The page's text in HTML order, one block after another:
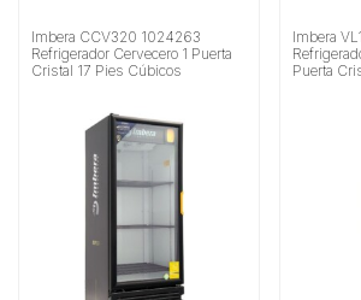
Imbera CCV320 1024263
Refrigerador Cervecero 1 Puerta
Cristal 17 Pies Cúbicos
Imbera
Puerta